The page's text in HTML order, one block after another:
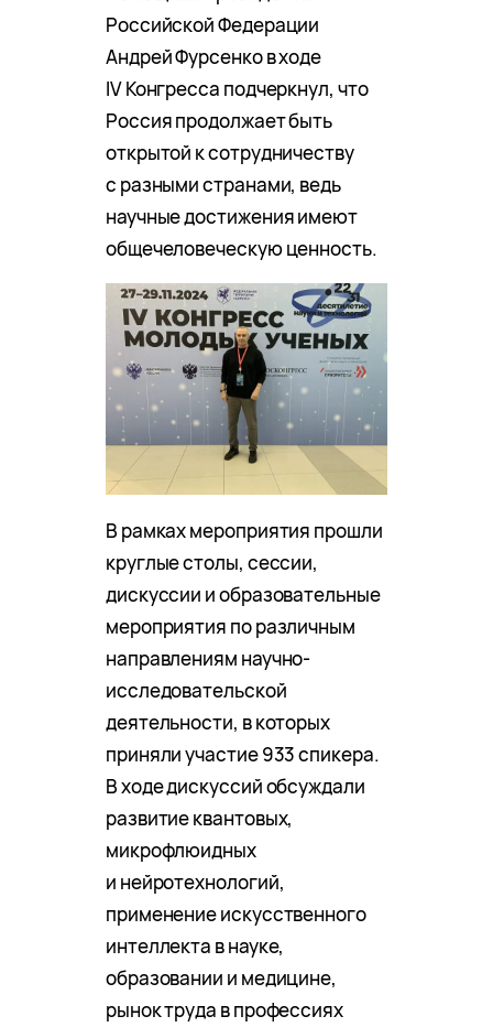
Российской Федерации
Андрей Фурсенко в ходе
IV Конгресса подчеркнул, что
Россия продолжает быть
открытой к сотрудничеству
с разными странами, ведь
научные достижения имеют
общечеловеческую ценность.
В рамках мероприятия прошли
круглые столы, сессии,
дискуссии и образовательные
мероприятия по различным
направлениям научно-
исследовательской
деятельности, в которых
приняли участие 933 спикера.
В ходе дискуссий обсуждали
развитие квантовых,
микрофлюидных
и нейротехнологий,
применение искусственного
интеллекта в науке,
образовании и медицине,
рынок труда в профессиях